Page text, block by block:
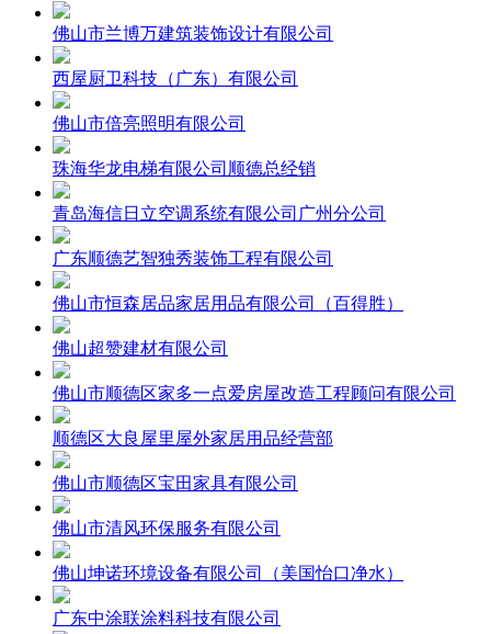
佛山市兰博万建筑装饰设计有限公司
西屋厨卫科技（广东）有限公司
佛山市倍亮照明有限公司
珠海华龙电梯有限公司顺德总经销
青岛海信日立空调系统有限公司广州分公司
广东顺德艺智独秀装饰工程有限公司
佛山市恒森居品家居用品有限公司（百得胜）
佛山超赞建材有限公司
佛山市顺德区家多一点爱房屋改造工程顾问有限公司
顺德区大良屋里屋外家居用品经营部
佛山市顺德区宝田家具有限公司
佛山市清风环保服务有限公司
佛山坤诺环境设备有限公司（美国怡口净水）
广东中涂联涂料科技有限公司